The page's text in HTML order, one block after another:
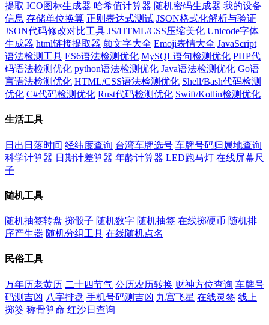
提取 ICO图标生成器 哈希值计算器 随机密码生成器 我的设备
信息 存储单位换算 正则表达式测试 JSON格式化解析与验证
JSON代码修改对比工具 JS/HTML/CSS压缩美化 Unicode字体
生成器 html链接提取器 颜文字大全 Emoji表情大全 JavaScript
语法检测工具 ES6语法检测优化 MySQL语句检测优化 PHP代
码语法检测优化 python语法检测优化 Java语法检测优化 Go语
言语法检测优化 HTML/CSS语法检测优化 Shell/Bash代码检测
优化 C#代码检测优化 Rust代码检测优化 Swift/Kotlin检测优化
生活工具
日出日落时间 经纬度查询 台湾车牌选号 车牌号码归属地查询
科学计算器 日期计差算器 年龄计算器 LED跑马灯 在线屏幕尺
子
随机工具
随机抽签转盘 掷骰子 随机数字 随机抽签 在线掷硬币 随机排
序产生器 随机分组工具 在线随机点名
民俗工具
万年历老黄历 二十四节气 公历农历转换 财神方位查询 车牌号
码测吉凶 八字排盘 手机号码测吉凶 九宫飞星 在线灵签 线上
掷筊 称骨算命 红沙日查询